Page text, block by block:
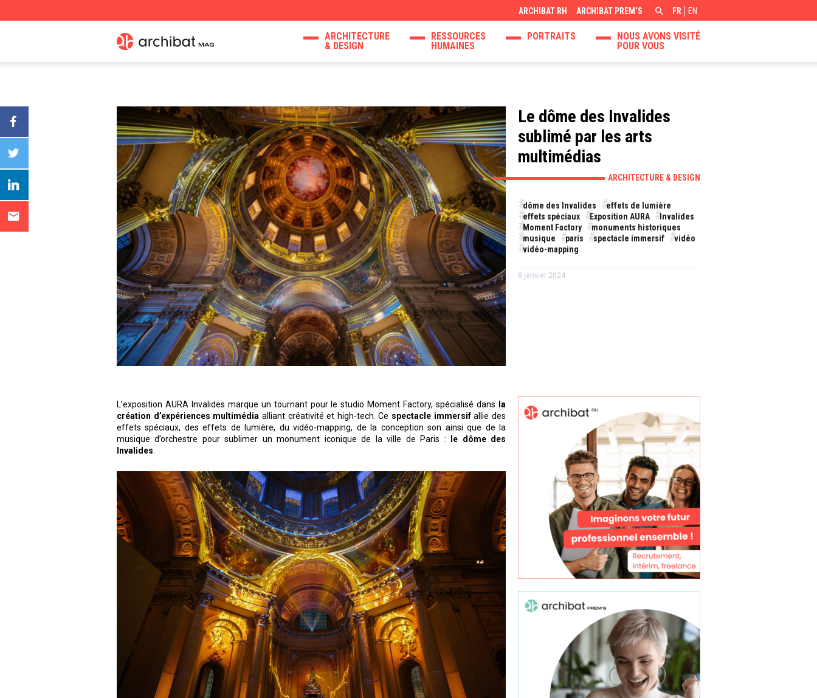
ARCHIBAT RH ARCHIBAT PREM’S FR EN
ARCHITECTURE
& DESIGN
RESSOURCES
HUMAINES
PORTRAITS
NOUS AVONS VISITÉ
POUR VOUS
Le dôme des Invalides
sublimé par les arts
multimédias
ARCHITECTURE & DESIGN
dôme des Invalides
effets de lumière
effets spéciaux
Exposition AURA
Invalides
Moment Factory
monuments historiques
musique
paris spectacle immersif
vidéo
vidéo-mapping
8 janvier 2024
L’exposition AURA Invalides marque un tournant pour le studio Moment Factory, spécialisé dans
la
création d’expériences multimédia alliant créativité et high-tech. Ce spectacle immersifallie des
effets spéciaux, des effets de lumière, du vidéo-mapping, de la conception son ainsi que de la
musique d’orchestre pour sublimer un monument iconique de la ville de Paris :
le dôme des
Invalides